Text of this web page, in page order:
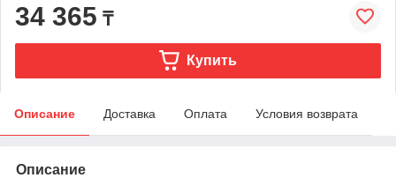
34 365 ₸
Купить
Описание Доставка Оплата Условия возврата
Описание